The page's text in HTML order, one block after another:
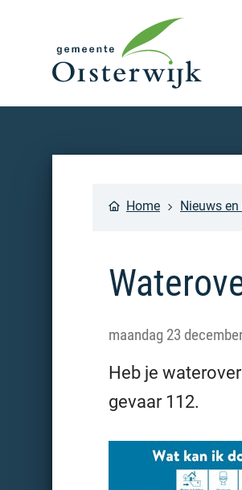
Home Nieuws
maandag 23
Heb je
gevaar 112.